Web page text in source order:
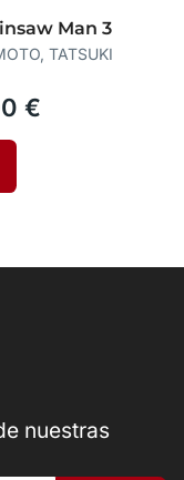
Man 3
TATSUKI
€
nuestras